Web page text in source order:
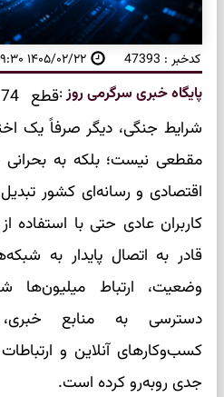
کدخبر : 47393 ۱۴۰۵/۰۲/۲۲ ۱۶:۴۹:۳۰
پایگاه خبری سرگرمی روز:
شرایط جنگی، دیگر صرفاً یک
مقطعی نیست؛ بلکه به بحرانی
اقتصادی و رسانه‌ای کشور
کاربران عادی حتی با استفاده
قادر به اتصال پایدار به
وضعیت، ارتباط میلیون‌ها
دسترسی به منابع خبری،
کسب‌وکارهای آنلاین و
جدی روبه‌رو کرده است.